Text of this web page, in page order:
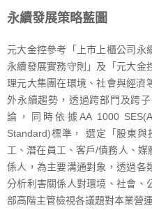
永續發展策略藍圖
元大金控參考「上市上櫃公司永
永續發展實務守則」及「元大金
理元大集團在環境、社會與經濟
外永續趨勢，透過跨部門及跨
論，同時依據AA 1000
Standard)標準， 選定「股東
工、潛在員工、客戶/債務人、
係人，為主要溝通對象，透過各
分析利害關係人對環境、社會、
部高階主管檢視各議題對本業營